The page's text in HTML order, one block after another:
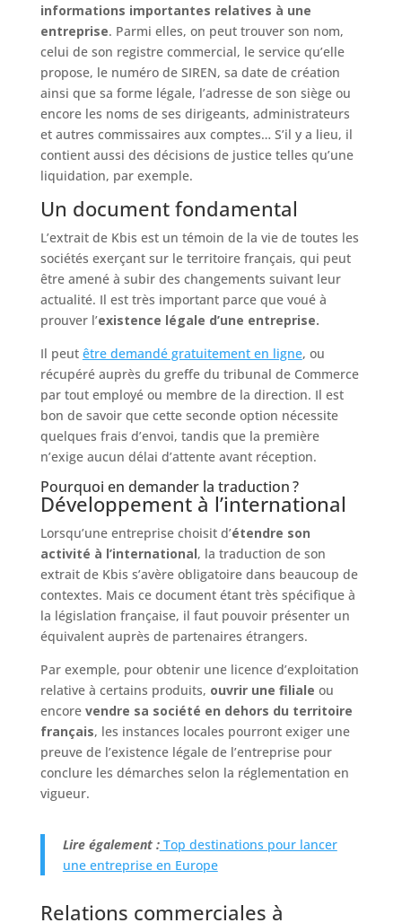
informations importantes relatives à une
entreprise. Parmi elles, on peut trouver son nom,
celui de son registre commercial, le service qu’elle
propose, le numéro de SIREN, sa date de création
ainsi que sa forme légale, l’adresse de son siège ou
encore les noms de ses dirigeants, administrateurs
et autres commissaires aux comptes… S’il y a lieu, il
contient aussi des décisions de justice telles qu’une
liquidation, par exemple.
Un document fondamental
L’extrait de Kbis est un témoin de la vie de toutes les
sociétés exerçant sur le territoire français, qui peut
être amené à subir des changements suivant leur
actualité. Il est très important parce que voué à
prouver l’existence légale d’une entreprise.
Il peut être demandé gratuitement en ligne, ou
récupéré auprès du greffe du tribunal de Commerce
par tout employé ou membre de la direction. Il est
bon de savoir que cette seconde option nécessite
quelques frais d’envoi, tandis que la première
n’exige aucun délai d’attente avant réception.
Pourquoi en demander la traduction ?
Développement à l’international
Lorsqu’une entreprise choisit d’étendre son
activité à l’international, la traduction de son
extrait de Kbis s’avère obligatoire dans beaucoup de
contextes. Mais ce document étant très spécifique à
la législation française, il faut pouvoir présenter un
équivalent auprès de partenaires étrangers.
Par exemple, pour obtenir une licence d’exploitation
relative à certains produits, ouvrir une filiale ou
encore vendre sa société en dehors du territoire
français, les instances locales pourront exiger une
preuve de l’existence légale de l’entreprise pour
conclure les démarches selon la réglementation en
vigueur.
Lire également :Top destinations pour lancer
une entreprise en Europe
Relations commerciales à